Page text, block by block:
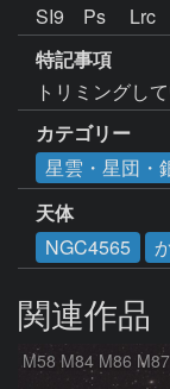
SI9　Ps　 Lrc
特記事項
トリミングして
カテゴリー
星雲・星団・
天体
NGC4565
関連作品